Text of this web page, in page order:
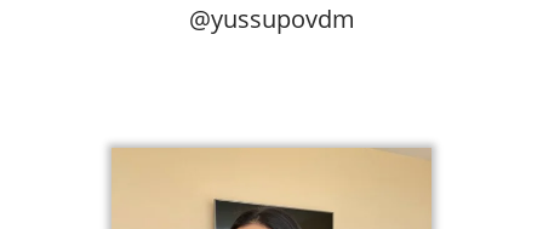
@yussupovdm